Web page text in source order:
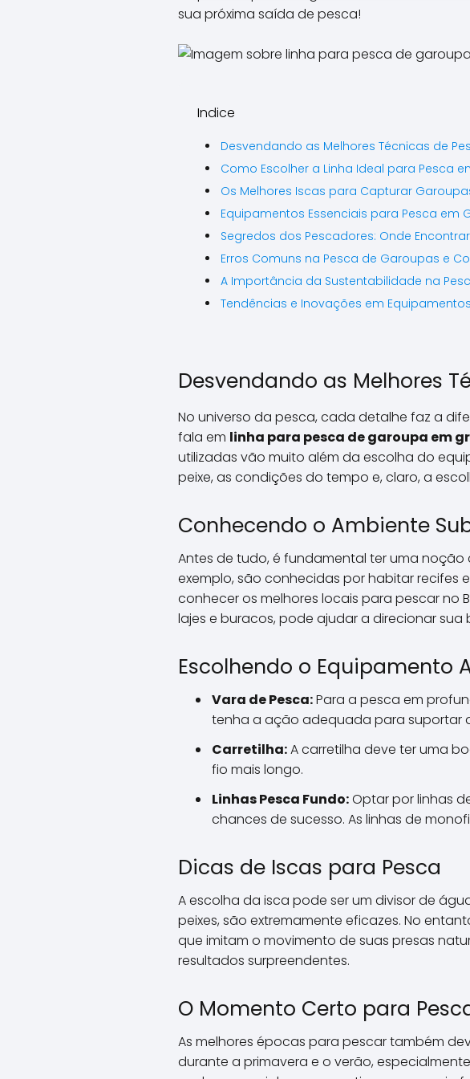
sua próxima saída de pesca!
Indice
Desvendando as Melhores Técnicas de
Como Escolher a Linha Ideal para Pesca
Os Melhores Iscas para Capturar
Equipamentos Essenciais para Pesca em
Segredos dos Pescadores: Onde
Erros Comuns na Pesca de Garoupas e
A Importância da Sustentabilidade na
Tendências e Inovações em
Desvendando as Melhores
No universo da pesca, cada detalhe faz a
fala em linha para pesca de garoupa em
utilizadas vão muito além da escolha do
peixe, as condições do tempo e, claro, a
Conhecendo o Ambiente
Antes de tudo, é fundamental ter uma
exemplo, são conhecidas por habitar recifes
conhecer os melhores locais para pescar no
lajes e buracos, pode ajudar a direcionar sua
Escolhendo o Equipamento
Vara de Pesca:Para a pesca em
tenha a ação adequada para suportar
Carretilha:A carretilha deve ter uma
fio mais longo.
Linhas Pesca Fundo:Optar por linhas
chances de sucesso. As linhas de
Dicas de Iscas para Pesca
A escolha da isca pode ser um divisor de
peixes, são extremamente eficazes. No
que imitam o movimento de suas presas
resultados surpreendentes.
O Momento Certo para
As melhores épocas para pescar também
durante a primavera e o verão,